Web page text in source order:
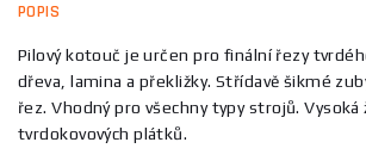
POPIS
Pilový kotouč je určen pro finální řezy
dřeva, lamina a překližky. Střídavě šikmé
řez. Vhodný pro všechny typy strojů.
tvrdokovových plátků.